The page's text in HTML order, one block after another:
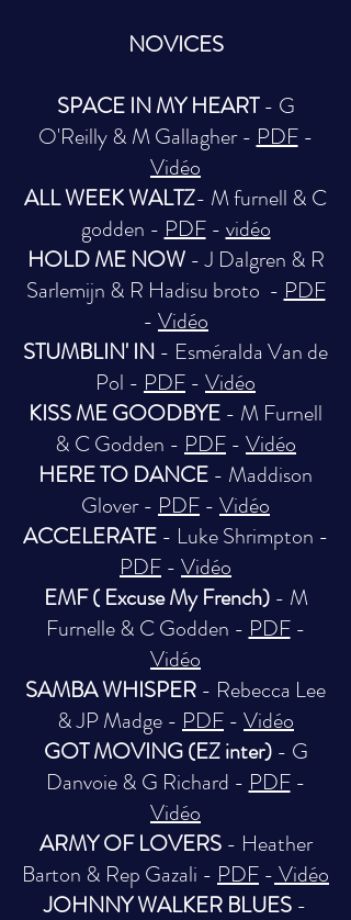
NOVICES
SPACE IN MY HEART- G
O'Reilly & M Gallagher -PDF-
Vidéo
ALL WEEK WALTZ- M furnell & C
godden -PDF-vidéo
HOLD ME NOW - J Dalgren & R
Sarlemijn & R Hadisu broto -PDF
- Vidéo
STUMBLIN' IN - Esméralda Van de
Pol - PDF - Vidéo
KISS ME GOODBYE - M Furnell
& C Godden - PDF - Vidéo
HERE TO DANCE - Maddison
Glover - PDF - Vidéo
ACCELERATE- Luke Shrimpton -
PDF - Vidéo
EMF ( Excuse My French)- M
Furnelle & C Godden -PDF-
Vidéo
SAMBA WHISPER - Rebecca Lee
& JP Madge - PDF - Vidéo
GOT MOVING (EZ inter)- G
Danvoie & G Richard -PDF-
Vidéo
ARMY OF LOVERS- Heather
Barton & Rep Gazali - PDF -Vidéo
JOHNNY WALKER BLUES -